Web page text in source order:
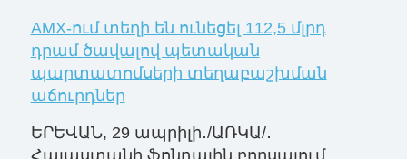
AMX-ում տեղի են ունեցել 112,5 մլրդ
դրամ ծավալով պետական
պարտատոմսերի տեղաբաշխման
աճուրդներ
ԵՐԵՎԱՆ, 29 ապրիլի․/ԱՌԿԱ/․